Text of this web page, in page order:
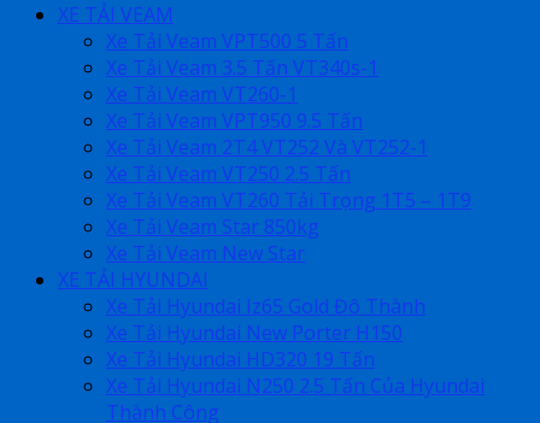
XE TẢI VEAM
Xe Tải Veam VPT500 5 Tấn
Xe Tải Veam 3.5 Tấn VT340s-1
Xe Tải Veam VT260-1
Xe Tải Veam VPT950 9.5 Tấn
Xe Tải Veam 2T4 VT252 Và VT252-1
Xe Tải Veam VT250 2.5 Tấn
Xe Tải Veam VT260 Tải Trọng 1T5 – 1T9
Xe Tải Veam Star 850kg
Xe Tải Veam New Star
XE TẢI HYUNDAI
Xe Tải Hyundai Iz65 Gold Đô Thành
Xe Tải Hyundai New Porter H150
Xe Tải Hyundai HD320 19 Tấn
Xe Tải Hyundai N250 2.5 Tấn Của Hyundai
Thành Công